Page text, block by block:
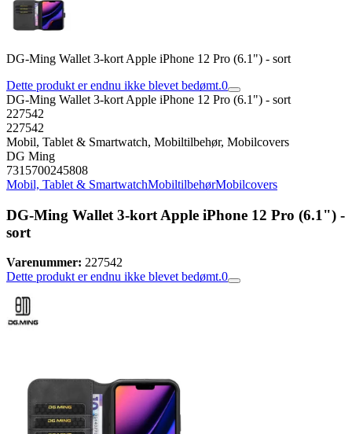
DG-Ming Wallet 3-kort Apple iPhone 12 Pro (6.1") - sort
Dette produkt er endnu ikke blevet bedømt.0
DG-Ming Wallet 3-kort Apple iPhone 12 Pro (6.1") - sort
227542
227542
Mobil, Tablet & Smartwatch, Mobiltilbehør, Mobilcovers
DG Ming
7315700245808
Mobil, Tablet & SmartwatchMobiltilbehørMobilcovers
DG-Ming Wallet 3-kort Apple iPhone 12 Pro (6.1") -
sort
Varenummer: 227542
Dette produkt er endnu ikke blevet bedømt.0